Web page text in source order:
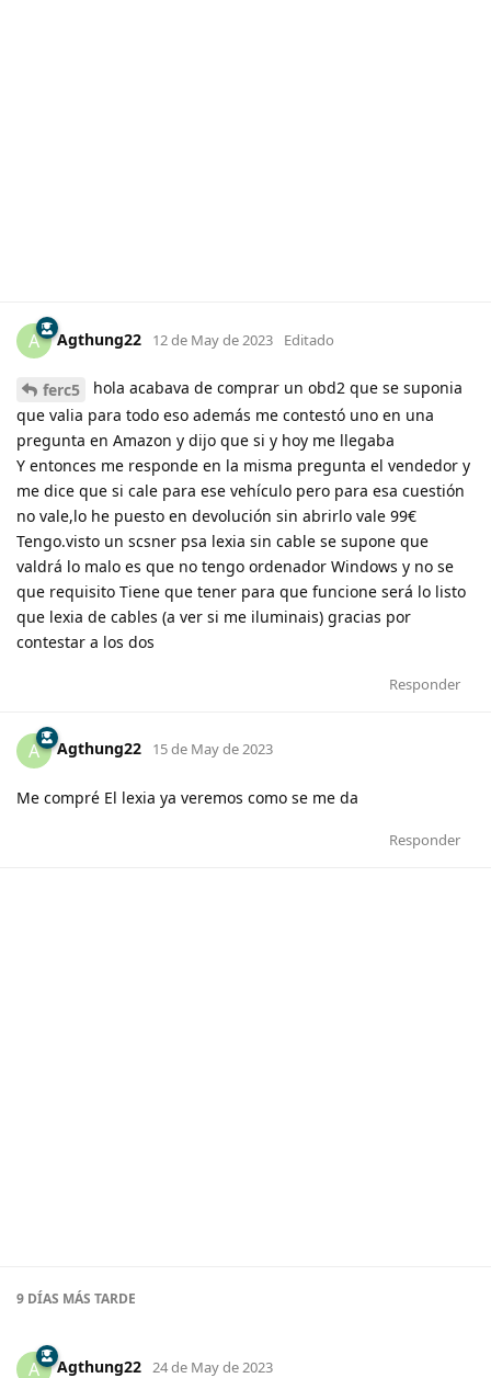
A Agthung22 12 de May de 2023 Editado
ferc5
hola acabava de comprar un obd2 que se suponia
que valia para todo eso además me contestó uno en una
pregunta en Amazon y dijo que si y hoy me llegaba
Y entonces me responde en la misma pregunta el vendedor y
me dice que si cale para ese vehículo pero para esa cuestión
no vale,lo he puesto en devolución sin abrirlo vale 99€
Tengo.visto un scsner psa lexia sin cable se supone que
valdrá lo malo es que no tengo ordenador Windows y no se
que requisito Tiene que tener para que funcione será lo listo
que lexia de cables (a ver si me iluminais) gracias por
contestar a los dos
Responder
A Agthung22 15 de May de 2023
Me compré El lexia ya veremos como se me da
Responder
9 DÍAS MÁS TARDE
A Agthung22 24 de May de 2023